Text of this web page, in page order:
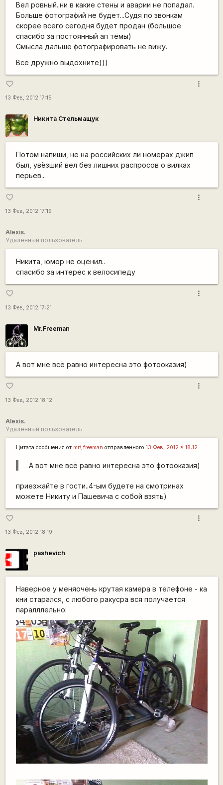
Вел ровный..ни в какие стены и аварии не попадал.
Больше фотографий не будет...Судя по звонкам
скорее всего сегодня будет продан (большое
спасибо за постоянный ап темы)
Смысла дальше фотографировать не вижу.
Все дружно выдохните)))
favorite_border
13 Фев, 2012 17:15
more_vert
Никита Стельмащук
Потом напиши, не на российских ли номерах джип
был, увёзший вел без лишних распросов о вилках
перьев...
favorite_border
13 Фев, 2012 17:19
more_vert
Alexis.
Удалённый пользователь
Никита, юмор не оценил..
спасибо за интерес к велосипеду
favorite_border
13 Фев, 2012 17:21
more_vert
Mr.Freeman
А вот мне всё равно интересна это фотооказия)
favorite_border
13 Фев, 2012 18:12
more_vert
Alexis.
Удалённый пользователь
Цитата сообщения от mr\.freeman отправленного 13 Фев, 2012 в 18:12
А вот мне всё равно интересна это фотооказия)
приезжайте в гости..4-ым будете на смотринах
можете Никиту и Пашевича с собой взять)
favorite_border
13 Фев, 2012 18:19
more_vert
pashevich
Наверное у меняочень крутая камера в телефоне - ка
кни старался, с любого ракусра вся получается
паралллельно: